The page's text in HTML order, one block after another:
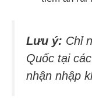
Lưu ý: Chỉ
Quốc tại
nhận nhập